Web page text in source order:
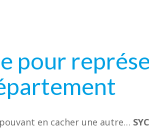
pour
en cacher une autre…